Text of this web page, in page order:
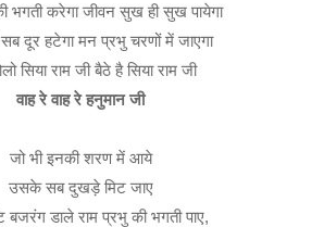
भगती करेगा जीवन सुख ही सुख पायेगा
दूर हटेगा मन प्रभु चरणों में जाएगा
सिया राम जी बैठे है सिया राम जी
वाह रे वाह रे हनुमान जी
जो भी इनकी शरण में आये
उसके सब दुखड़े मिट जाए
बजरंग डाले राम प्रभु की भगती पाए,